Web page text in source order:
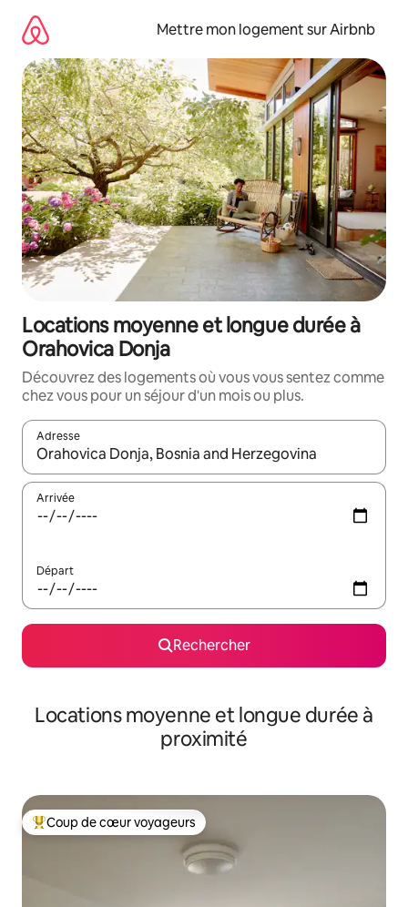
directement
contenu
Mettre mon logement sur Airbnb
Locations moyenne et longue durée à
Orahovica Donja
Découvrez des logements où vous vous sentez comme
chez vous pour un séjour d'un mois ou plus.
Adresse
Lorsque les résultats s'affichent, utilisez les flèches vers le
Arrivée
Départ
Rechercher
Locations moyenne et longue durée à
proximité
Coups de cœur voyageurs les plus appréciés
Coup de cœur voyageurs